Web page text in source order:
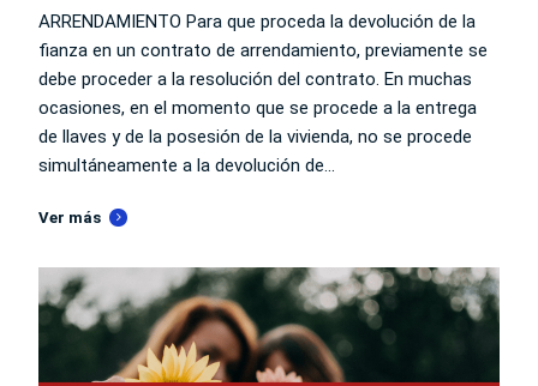
ARRENDAMIENTO Para que proceda la devolución de la
fianza en un contrato de arrendamiento, previamente se
debe proceder a la resolución del contrato. En muchas
ocasiones, en el momento que se procede a la entrega
de llaves y de la posesión de la vivienda, no se procede
simultáneamente a la devolución de...
Ver más